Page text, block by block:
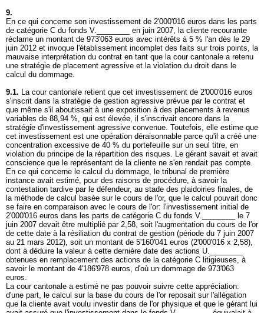
9.
En ce qui concerne son investissement de 2'000'016 euros dans les parts
de catégorie C du fonds V.________ en juin 2007, la cliente recourante
réclame un montant de 973'063 euros avec intérêts à 5 % l'an dès le 29
juin 2012 et invoque l'établissement incomplet des faits sur trois points, la
mauvaise interprétation du contrat en tant que la cour cantonale a retenu
une stratégie de placement agressive et la violation du droit dans le
calcul du dommage.
9.1. La cour cantonale retient que cet investissement de 2'000'016 euros
s'inscrit dans la stratégie de gestion agressive prévue par le contrat et
que même s'il aboutissait à une exposition à des placements à revenus
variables de 88,94 %, qui est élevée, il s'inscrivait encore dans la
stratégie d'investissement agressive convenue. Toutefois, elle estime que
cet investissement est une opération déraisonnable parce qu'il a créé une
concentration excessive de 40 % du portefeuille sur un seul titre, en
violation du principe de la répartition des risques. Le gérant savait et avait
conscience que le représentant de la cliente ne s'en rendait pas compte.
En ce qui concerne le calcul du dommage, le tribunal de première
instance avait estimé, pour des raisons de procédure, à savoir la
contestation tardive par le défendeur, au stade des plaidoiries finales, de
la méthode de calcul basée sur le cours de l'or, que le calcul pouvait donc
se faire en comparaison avec le cours de l'or: l'investissement initial de
2'000'016 euros dans les parts de catégorie C du fonds V.________ le 7
juin 2007 devait être multiplié par 2,58, soit l'augmentation du cours de l'or
de cette date à la résiliation du contrat de gestion (période du 7 juin 2007
au 21 mars 2012), soit un montant de 5'160'041 euros (2'000'016 x 2,58),
dont à déduire la valeur à cette dernière date des actions U.________
obtenues en remplacement des actions de la catégorie C litigieuses, à
savoir le montant de 4'186'978 euros, d'où un dommage de 973'063
euros.
La cour cantonale a estimé ne pas pouvoir suivre cette appréciation:
d'une part, le calcul sur la base du cours de l'or reposait sur l'allégation
que la cliente avait voulu investir dans de l'or physique et que le gérant lui